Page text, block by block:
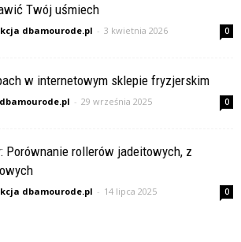
Twój uśmiech
dbamourode.pl - 3 kwietnia 2026 0
w internetowym sklepie fryzjerskim
- 29 września 2025 0
Porównanie rollerów jadeitowych, z
dbamourode.pl - 14 lipca 2025 0